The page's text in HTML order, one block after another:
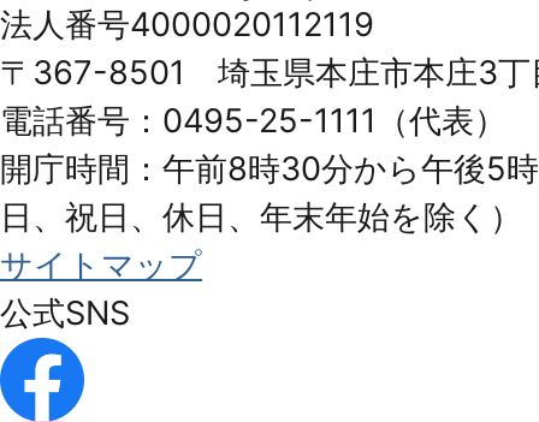
Honjo
City
法人番号4000020112119
〒367-8501 埼玉県本庄市本庄3丁
電話番号：0495-25-1111（代表）
開庁時間：午前8時30分から午後5
日、祝日、休日、年末年始を除く）
サイトマップ
公式SNS